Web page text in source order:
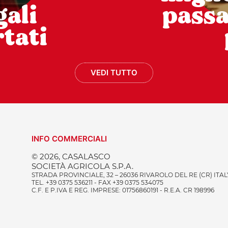
VEDI TUTTO
INFO COMMERCIALI
© 2026, CASALASCO
SOCIETÀ AGRICOLA S.P.A.
STRADA PROVINCIALE, 32 – 26036 RIVAROLO DEL RE (CR)
TEL. +39 0375 536211 - FAX +39 0375 534075
C.F. E P.IVA E REG. IMPRESE: 01756860191 - R.E.A. CR 198996